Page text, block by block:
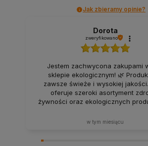
Jak zbieramy opinie?
Dorota
zweryfikowano
Jestem zachwycona zakupami
sklepie ekologicznym! 🌿
zawsze świeże i wysokiej
oferuje szeroki asortyment
żywności oraz ekologicznych
razem docierają w idealnym stanie.
w tym miesiącu